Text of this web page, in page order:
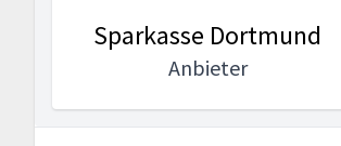
Sparkasse Dortmund
Anbieter